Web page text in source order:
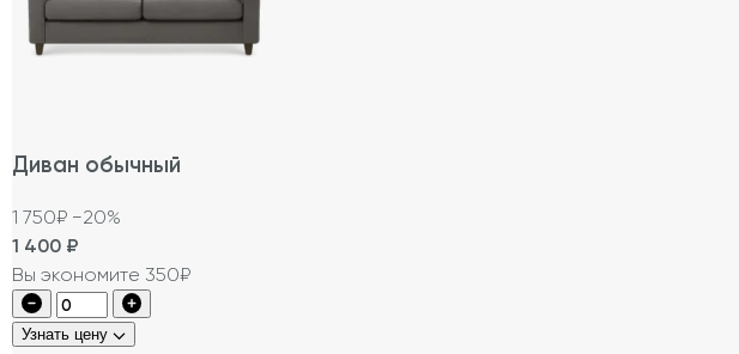
Диван обычный
1 750₽ −20%
1 400 ₽
Вы экономите 350₽
Узнать цену